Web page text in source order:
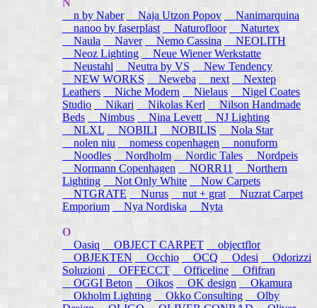
N
n by Naber
Naja Utzon Popov
Nanimarquina
nanoo by faserplast
Naturofloor
Naturtex
Naula
Naver Nemo Cassina
NEOLITH
Neoz Lighting
Neue Wiener Werkstatte
Neustahl
Neutra by VS
New Tendency
NEW WORKS
Neweba next
Nextep
Leathers
Niche Modern Nielaus
Nigel Coates
Studio
Nikari Nikolas Kerl
Nilson Handmade
Beds
Nimbus Nina Levett
NJ Lighting
NLXL
NOBILI NOBILIS
Nola Star
nolen niu
nomess copenhagen
nonuform
Noodles
Nordholm Nordic Tales
Nordpeis
Normann Copenhagen
NORR11
Northern
Lighting
Not Only White
Now Carpets
NTGRATE
Nurus nut + grat
Nuzrat Carpet
Emporium
Nya Nordiska Nyta
O
Oasiq
OBJECT CARPET
objectflor
OBJEKTEN
Occhio OCQ Odesi
Odorizzi
Soluzioni
OFFECCT Officeline
Ofifran
OGGI Beton
Oikos OK design
Okamura
Okholm Lighting
Okko Consulting
Olby